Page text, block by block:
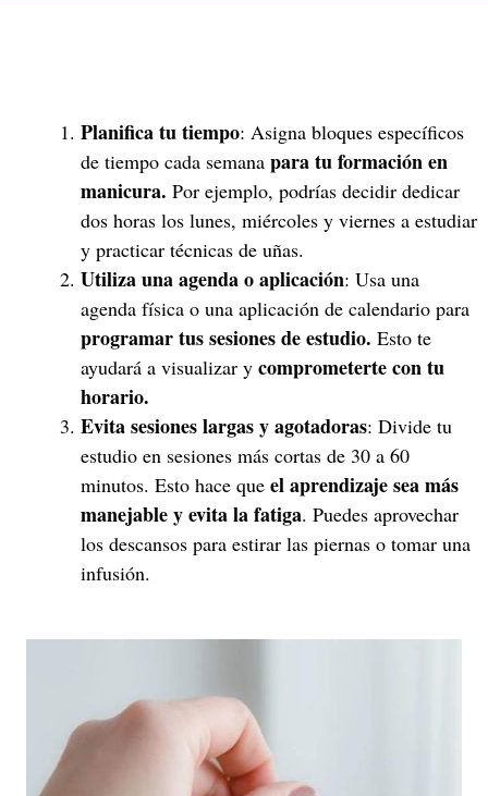
Planifica tu tiempo: Asigna bloques específicos
de tiempo cada semana para tu formación en
manicura. Por ejemplo, podrías decidir dedicar
dos horas los lunes, miércoles y viernes a estudiar
y practicar técnicas de uñas.
Utiliza una agenda o aplicación: Usa una
agenda física o una aplicación de calendario para
programar tus sesiones de estudio. Esto te
ayudará a visualizar y comprometerte con tu
horario.
Evita sesiones largas y agotadoras: Divide tu
estudio en sesiones más cortas de 30 a 60
minutos. Esto hace que el aprendizaje sea más
manejable y evita la fatiga. Puedes aprovechar
los descansos para estirar las piernas o tomar una
infusión.